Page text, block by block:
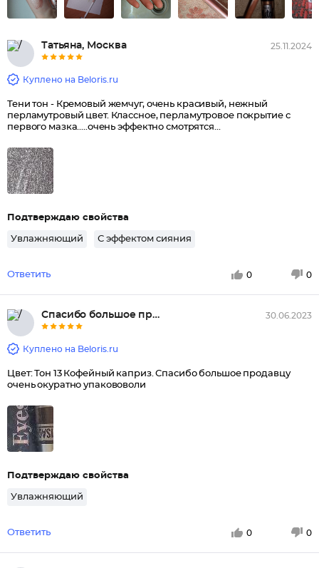
Татьяна, Москва 25.11.2024
Куплено на Beloris.ru
Тени тон - Кремовый жемчуг, очень красивый, нежный
перламутровый цвет. Классное, перламутровое покрытие с
первого мазка.....очень эффектно смотрятся...
Подтверждаю свойства
Увлажняющий С эффектом сияния
Ответить 0 0
Спасибо большое продавцу хорош... 30.06.2023
Куплено на Beloris.ru
Цвет: Тон 13 Кофейный каприз. Спасибо большое продавцу
очень окуратно упакововоли
Подтверждаю свойства
Увлажняющий
Ответить 0 0